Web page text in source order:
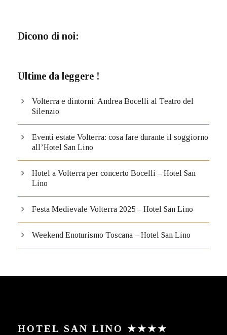
Dicono di noi:
Ultime da leggere !
Volterra e dintorni: Andrea Bocelli al Teatro del
Silenzio
Eventi estate Volterra: cosa fare durante il soggiorno
all’Hotel San Lino
Hotel a Volterra per concerto Bocelli – Hotel San
Lino
Festa Medievale Volterra 2025 – Hotel San Lino
Weekend Enoturismo Toscana – Hotel San Lino
HOTEL SAN LINO ★★★★